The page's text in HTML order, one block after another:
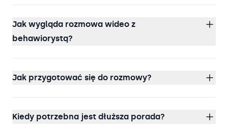
Jak wygląda rozmowa wideo z
behawiorystą?
Jak przygotować się do rozmowy?
Kiedy potrzebna jest dłuższa porada?